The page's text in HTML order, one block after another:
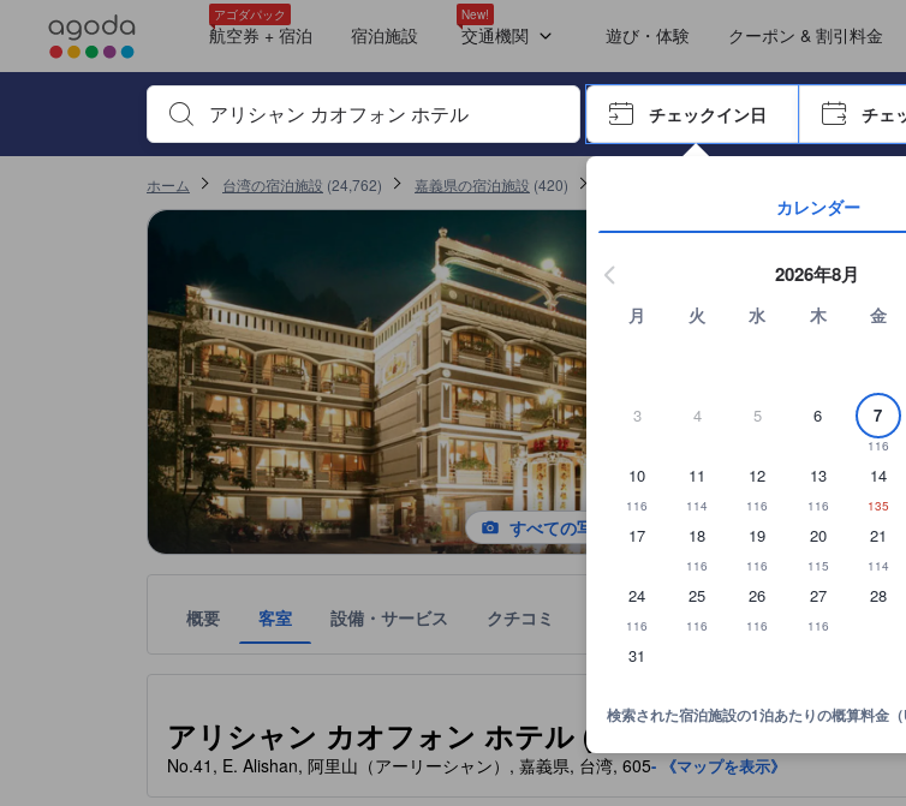
アゴダパック
航空券 + 宿泊 宿泊施設
New!
交通機関 遊び・体験 クーポン & 割引料金
宿泊施設名やキーワードを入力し、矢印キーやタブキーで進み、エンターキーを押して内容を確定して、検
チェックイン日 チェ
エンターキーを押して日付選択画面の操作
カレンダー
2026年8月
月 火 水 木 金
3 4 5 6 7
116
10
116
11
114
12
116
13
116
14
135
17 18
116
19
116
20
115
21
114
24
116
25
116
26
116
27
116
28
31
検索された宿泊施設の1泊あたりの概算料金（
ホーム 台湾の宿泊施設 (24,762) 嘉義県の宿泊施設 (420)
すべての写真を見る
概要 客室 設備・サービス クチコミ ロケーション 宿泊ポリシー
アリシャン カオフォン ホテル (Ali-Shan Kaofeng Hotel)
No.41, E. Alishan, 阿里山（アーリーシャン）, 嘉義県, 台湾, 605- 《マップを表示》
ウォークインシャワー
エキストラトイレ
シャワーと浴槽（別々）
Quad Room - Check-In After 3:00 PM
眺望: ネイチャー
シャワーと浴槽（別々）
ワイヤレス インターネット
衛星テレビ/ケーブルテレビ
ツインベッドルーム (Twin Bedroom)
眺望: ネイチャー
ウォークインシャワー
ワイヤレス インターネット
スーペリア ダブルルーム（チェックイン3:00 PM以降） (Superior Double Room - Check-In After 03:00 PM)
ウォークインシャワー
ワイヤレス インターネット
ダブルダブル デラックス (Double Deluxe)
眺望: ネイチャー
DOUBLE STANDARD (Double Standard)
眺望: ネイチャー
4人部屋 マウンテンビュー (Quadruple Room with Mountain View)
ダブル スーペリア (Double Superior)
ダブル スーペリア (Double Superior)
眺望: ネイチャー
ファミリールーム (Family Room)
アゴダに掲載されているクチコミは実際に予約をし、宿泊を終えたゲストから提供されています。実際の経験に基づ
＜NEW＞クチコミ評価の傾向
この宿泊施設へ寄せられた直近10件のクチコミ
10 7.2 8.0 6.8 10 8.4
最新
施設の状態/清潔さスコア 10点満点中7.3点
施設・設備スコア 10点満点中6.6点
ロケーションスコア 10点満点中8.2点 嘉義県における高スコア
お部屋の快適さ・クオリティスコア 10点満点中6.3点
サービススコア 10点満点中7.5点
コスパスコア 10点満点中6.9点
Mentioned in 113 reviews
88% Positive
Mentioned in 94 reviews
70% Positive
Mentioned in 92 reviews
63% Positive
Mentioned in 68 reviews
29% Positive
Mentioned in 62 reviews
53% Positive
Mentioned in 42 reviews
28% Positive
Mentioned in 41 reviews
48% Positive
Mentioned in 31 reviews
9% Positive
Mentioned in 30 reviews
60% Positive